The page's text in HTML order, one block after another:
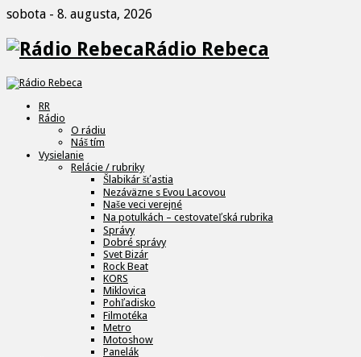
sobota - 8. augusta, 2026
Rádio Rebeca
RR
Rádio
O rádiu
Náš tím
Vysielanie
Relácie / rubriky
Šlabikár šťastia
Nezáväzne s Evou Lacovou
Naše veci verejné
Na potulkách – cestovateľská rubrika
Správy
Dobré správy
Svet Bizár
Rock Beat
KORS
Miklovica
Pohľadisko
Filmotéka
Metro
Motoshow
Panelák